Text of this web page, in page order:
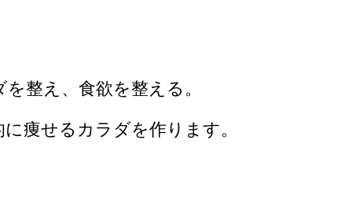
を整え、食欲を整える。
に痩せるカラダを作ります。